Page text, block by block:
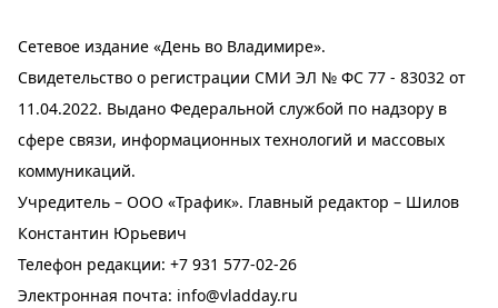
Сетевое издание «День во Владимире».
Свидетельство о регистрации СМИ ЭЛ № ФС 77 - 83032 от
11.04.2022. Выдано Федеральной службой по надзору в
сфере связи, информационных технологий и массовых
коммуникаций.
Учредитель – ООО «Трафик». Главный редактор – Шилов
Константин Юрьевич
Телефон редакции: +7 931 577-02-26
Электронная почта: info@vladday.ru